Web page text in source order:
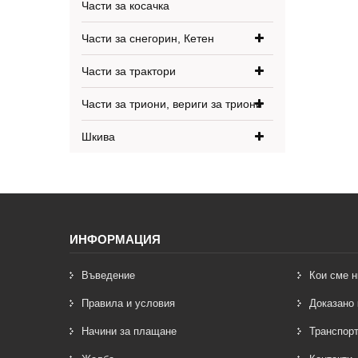
Части за косачка
Части за снегорин, Кетен
Части за трактори
Части за триони, вериги за триони
Шкива
ИНФОРМАЦИЯ
Въведение Кои сме
Правила и условия Доказано
Начини за плащане